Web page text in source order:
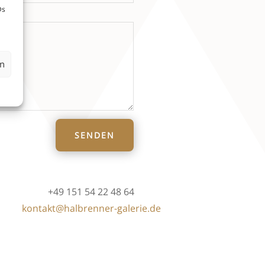
SENDEN
+49 151 54 22 48 64
kontakt@halbrenner-galerie.de